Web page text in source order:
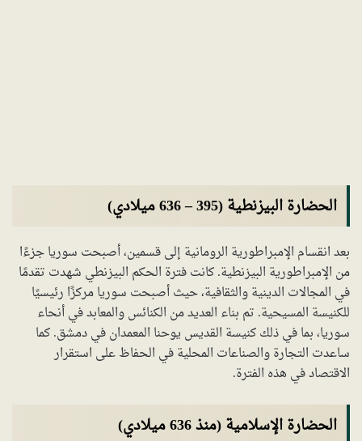
الحضارة البيزنطية (395 – 636 ميلادي)
بعد انقسام الإمبراطورية الرومانية إلى قسمين، أصبحت سوريا جزءًا
من الإمبراطورية البيزنطية. كانت فترة الحكم البيزنطي شهدت تقدمًا
في المجالات الدينية والثقافية، حيث أصبحت سوريا مركزًا رئيسيًا
للكنيسة المسيحية. تم بناء العديد من الكنائس والمعابد في أنحاء
سوريا، بما في ذلك كنيسة القديس يوحنا المعمدان في دمشق. كما
ساعدت التجارة والصناعات المحلية في الحفاظ على استقرار
الاقتصاد في هذه الفترة.
الحضارة الإسلامية (منذ 636 ميلادي)